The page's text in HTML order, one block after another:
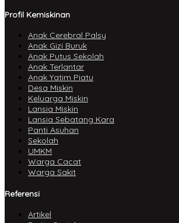
Profil Kemiskinan
Anak Cerebral Palsy
Anak Gizi Buruk
Anak Putus Sekolah
Anak Terlantar
Anak Yatim Piatu
Desa Miskin
Keluarga Miskin
Lansia Miskin
Lansia Sebatang Kara
Panti Asuhan
Sekolah
UMKM
Warga Cacat
Warga Sakit
Referensi
Artikel